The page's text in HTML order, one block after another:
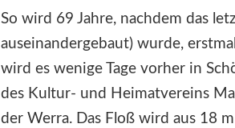
So wird 69 Jahre, nachdem das
auseinandergebaut) wurde,
wird es wenige Tage vorher in
des Kultur- und Heimatvereins
der Werra. Das Floß wird aus 18